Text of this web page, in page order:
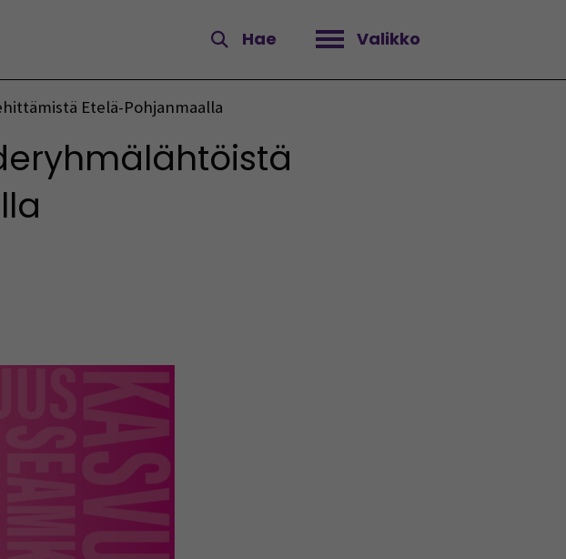
Hae Valikko
Avaa valikko
Etelä-Pohjanmaalla